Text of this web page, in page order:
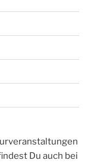
Du auch bei